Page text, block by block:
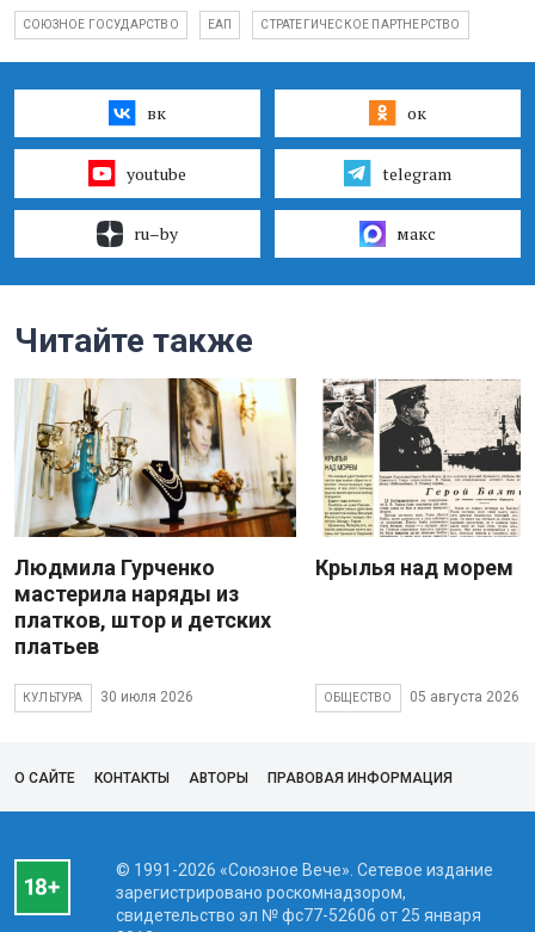
СОЮЗНОЕ ГОСУДАРСТВО ЕАП СТРАТЕГИЧЕСКОЕ ПАРТНЕРСТВО
вк ок
youtube telegram
ru–by макс
Читайте также
Людмила Гурченко
мастерила наряды из
платков, штор и детских
платьев
КУЛЬТУРА 30 июля 2026
Крылья над морем
ОБЩЕСТВО 05 августа 2026
О САЙТЕ КОНТАКТЫ АВТОРЫ ПРАВОВАЯ ИНФОРМАЦИЯ
© 1991-2026 «Союзное Вече». Сетевое издание
зарегистрировано роскомнадзором,
свидетельство эл № фc77-52606 от 25 января